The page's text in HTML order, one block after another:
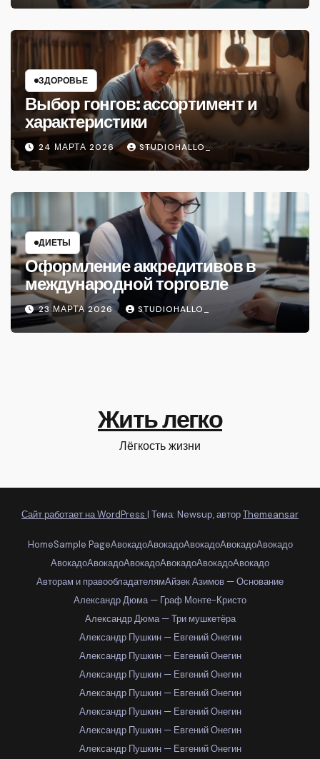
ЗДОРОВЬЕ
Выбор гонгов: ассортимент и
характеристики
24 МАРТА 2026 STUDIOHALLO_
ДИЕТЫ
Оформление аккредитивов в
международной торговле
23 МАРТА 2026 STUDIOHALLO_
Жить легко
Лёгкость жизни
Сайт работает на WordPress | Тема: Newsup, авторThemeansar
HomeSample PageАвокадоАвокадоАвокадоАвокадоАвокадо
АвокадоАвокадоАвокадоАвокадоАвокадоАвокадо
Авторам и правообладателямАйзек Азимов — Основание
Александр Дюма — Граф Монте-Кристо
Александр Дюма — Три мушкетёра
Александр Пушкин — Евгений Онегин
Александр Пушкин — Евгений Онегин
Александр Пушкин — Евгений Онегин
Александр Пушкин — Евгений Онегин
Александр Пушкин — Евгений Онегин
Александр Пушкин — Евгений Онегин
Александр Пушкин — Евгений Онегин